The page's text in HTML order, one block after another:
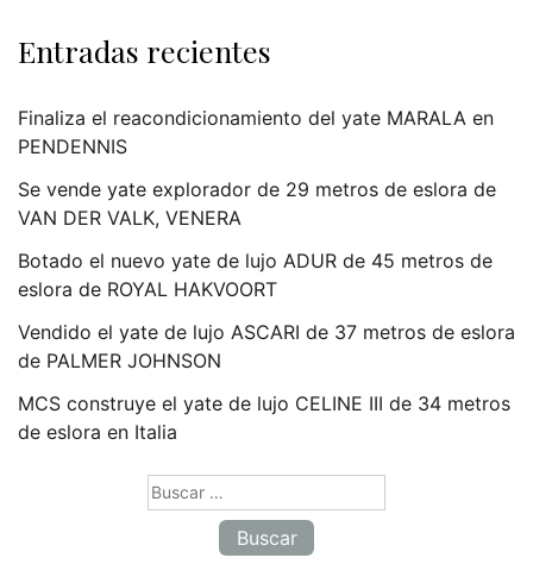
Entradas recientes
Finaliza el reacondicionamiento del yate MARALA en
PENDENNIS
Se vende yate explorador de 29 metros de eslora de
VAN DER VALK, VENERA
Botado el nuevo yate de lujo ADUR de 45 metros de
eslora de ROYAL HAKVOORT
Vendido el yate de lujo ASCARI de 37 metros de eslora
de PALMER JOHNSON
MCS construye el yate de lujo CELINE III de 34 metros
de eslora en Italia